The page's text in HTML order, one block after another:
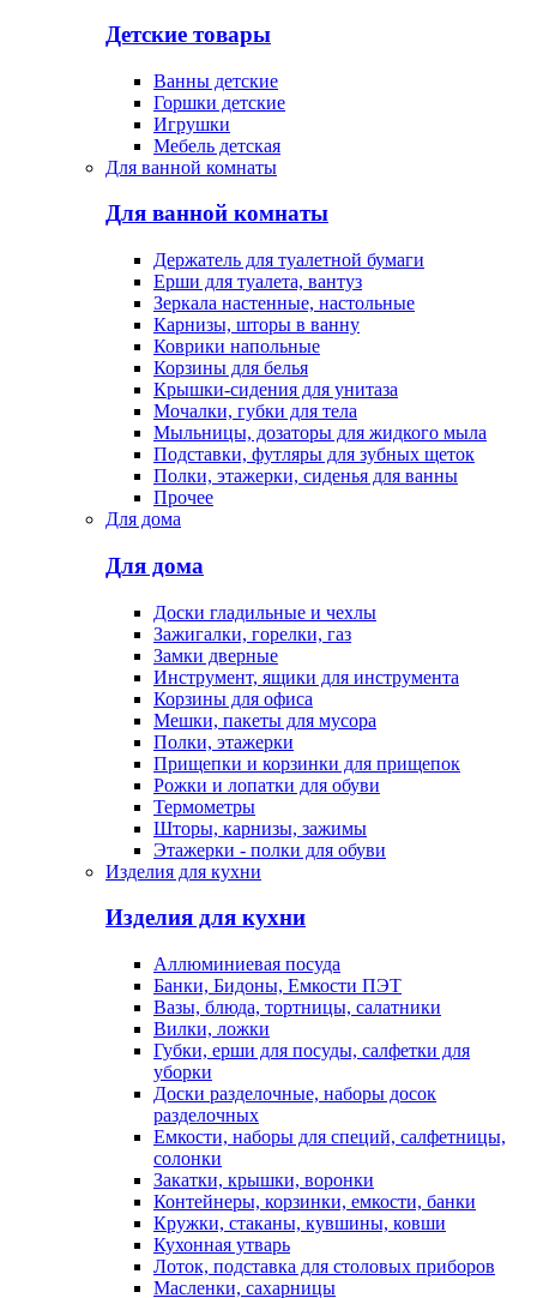
Детские товары
Ванны детские
Горшки детские
Игрушки
Мебель детская
Для ванной комнаты
Для ванной комнаты
Держатель для туалетной бумаги
Ерши для туалета, вантуз
Зеркала настенные, настольные
Карнизы, шторы в ванну
Коврики напольные
Корзины для белья
Крышки-сидения для унитаза
Мочалки, губки для тела
Мыльницы, дозаторы для жидкого мыла
Подставки, футляры для зубных щеток
Полки, этажерки, сиденья для ванны
Прочее
Для дома
Для дома
Доски гладильные и чехлы
Зажигалки, горелки, газ
Замки дверные
Инструмент, ящики для инструмента
Корзины для офиса
Мешки, пакеты для мусора
Полки, этажерки
Прищепки и корзинки для прищепок
Рожки и лопатки для обуви
Термометры
Шторы, карнизы, зажимы
Этажерки - полки для обуви
Изделия для кухни
Изделия для кухни
Аллюминиевая посуда
Банки, Бидоны, Емкости ПЭТ
Вазы, блюда, тортницы, салатники
Вилки, ложки
Губки, ерши для посуды, салфетки для
уборки
Доски разделочные, наборы досок
разделочных
Емкости, наборы для специй, салфетницы,
солонки
Закатки, крышки, воронки
Контейнеры, корзинки, емкости, банки
Кружки, стаканы, кувшины, ковши
Кухонная утварь
Лоток, подставка для столовых приборов
Масленки, сахарницы